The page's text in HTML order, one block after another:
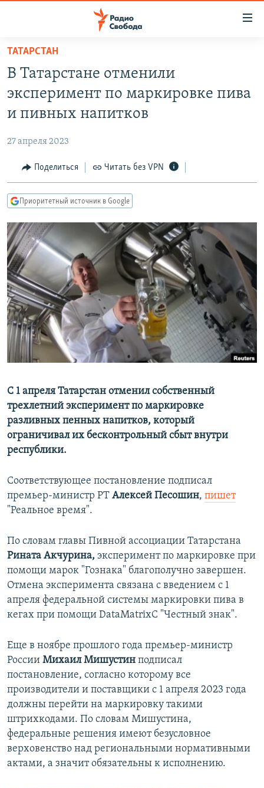
упрощенного
доступа
основному
Вернутся
Вернутся
поиску
ПОДКАСТЫ
АВТОРСКИЕ ПРОЕКТЫ
МНЕНИЯ
КУЛЬТУРА
КАВКАЗ.РЕАЛИИ
СЕВЕР.РЕАЛИИ
СИБИРЬ.РЕАЛИИ
РАСПИСАНИЕ ВЕЩАНИЯ
ПОДПИШИТЕСЬ НА РАССЫЛКУ
СОЦИАЛЬНЫЕ СЕТИ
Все сайты РСЕ/РС
ТАТАРСТАН
В Татарстане отменили
эксперимент по маркировке пива
и пивных напитков
27 апреля 2023
Поделиться Читать без VPN
Приоритетный источник в Google
С 1 апреля Татарстан отменил собственный
трехлетний эксперимент по маркировке
разливных пенных напитков, который
ограничивал их бесконтрольный сбыт внутри
республики.
Соответствующее постановление подписал
премьер-министр РТ Алексей Песошин, пишет
"Реальное время".
По словам главы Пивной ассоциации Татарстана
Рината Акчурина, эксперимент по маркировке при
помощи марок "Гознака" благополучно завершен.
Отмена эксперимента связана с введением с 1
апреля федеральной системы маркировки пива в
кегах при помощи DataMatrixС "Честный знак".
Еще в ноябре прошлого года премьер-министр
России Михаил Мишустин подписал
постановление, согласно которому все
производители и поставщики с 1 апреля 2023 года
должны перейти на маркировку такими
штрихкодами. По словам Мишустина,
федеральные решения имеют безусловное
верховенство над региональными нормативными
актами, а значит обязательны к исполнению.